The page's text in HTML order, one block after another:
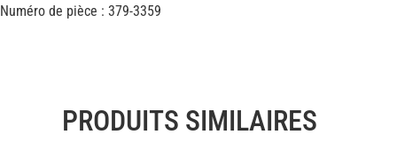
Numéro de pièce : 379-3359
PRODUITS SIMILAIRES